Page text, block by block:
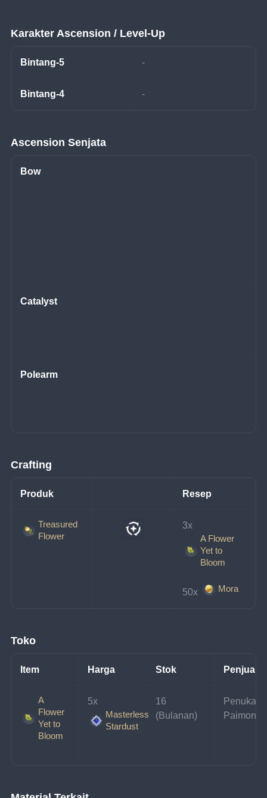
Karakter Ascension / Level-Up
Bintang-5 -
Bintang-4 -
Ascension Senjata
Bow
Catalyst
Polearm
Crafting
Produk Resep
Treasured
Flower
3x
A Flower
Yet to
Bloom
50x Mora
Toko
Item Harga Stok Penjual
A
Flower
Yet to
Bloom
5x
Masterless
Stardust
16
(Bulanan)
Paimon